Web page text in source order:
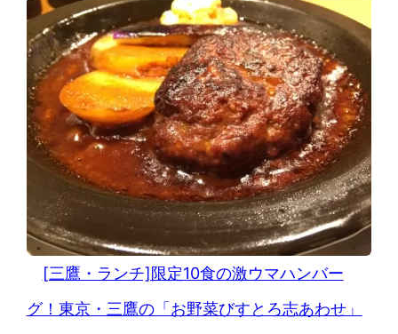
[三鷹・ランチ]限定10食の激ウマハンバー
グ！東京・三鷹の「お野菜びすとろ志あわせ」